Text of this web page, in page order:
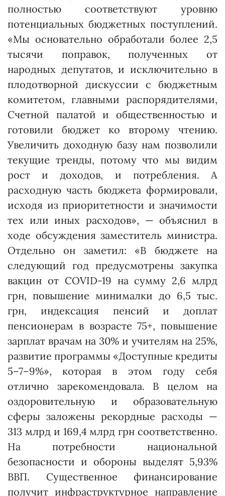
полностью соответствуют уровню
потенциальных бюджетных поступлений.
«Мы основательно обработали более 2,5
тысячи поправок, полученных от
народных депутатов, и исключительно в
плодотворной дискуссии с бюджетным
комитетом, главными распорядителями,
Счетной палатой и общественностью и
готовили бюджет ко второму чтению.
Увеличить доходную базу нам позволили
текущие тренды, потому что мы видим
рост и доходов, и потребления. А
расходную часть бюджета формировали,
исходя из приоритетности и значимости
тех или иных расходов», — объяснил в
ходе обсуждения заместитель министра.
Отдельно он заметил: «В бюджете на
следующий год предусмотрены закупка
вакцин от COVID-19 на сумму 2,6 млрд
грн, повышение минималки до 6,5 тыс.
грн, индексация пенсий и доплат
пенсионерам в возрасте 75+, повышение
зарплат врачам на 30% и учителям на 25%,
развитие программы «Доступные кредиты
5–7–9%», которая в этом году себя
отлично зарекомендовала. В целом на
оздоровительную и образовательную
сферы заложены рекордные расходы —
313 млрд и 169,4 млрд грн соответственно.
На потребности национальной
безопасности и обороны выделят 5,93%
ВВП. Существенное финансирование
получит инфраструктурное направление